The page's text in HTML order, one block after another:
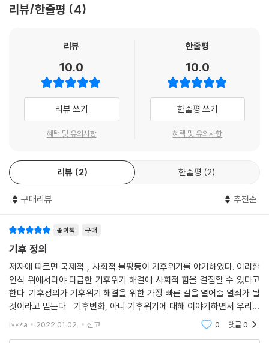
다. 이 책은 바로 그 지점에서 시작한다. 또 기후변화를 야기하는 직접적인
의 깊게 살핀다. 부유한 국가와 부자들이 대부분의 온실가스를 배출하고,
에서 이 진실은 종종 생략되지만, 결코 놓칠 수 없는 것이다. 기후정의를 빼
고 기후위기에 대해 말하는 것은 위선이다.
이 책은 ‘기후변화가 아니라 체제변화(System Change, Not Climate
Change)!’가 필요하다고 주장한다. 기후위기는 사회적 불평등을 심화시
이다. 불확실한 기술과 탐욕스런 시장에 의존하여 온실가스 배출만을 줄이
려는 시도는 무모하다고 경고하며, 기후위기가 심화될수록 ‘재난 자본주
의’ 혹은 ‘녹색 자본주의’가 해결책으로 호도될 것에 우려를 표한다. 기후위
기에서 살아남으려면, ‘기후정의 동맹’을 만들어 자본주의 체제를 혁명적
리뷰/한줄평 4
리뷰
10.0
리뷰 쓰기
혜택 및 유의사항
한줄평
10.0
한줄평 쓰기
혜택 및 유의사항
리뷰 2 한줄평 2
구매리뷰 추천순
종이책 구매
기후 정의
저자에 따르면 국제적 , 사회적 불평등이 기후위기를 야기하였다. 이러한
인식 위에서라야 다급한 기후위기 해결에 사회적 힘을 결집할 수 있다고
한다. 기후정의가 기후위기 해결을 위한 가장 빠른 길을 열어줄 열쇠가 될
것이라고 믿는다. 기후변화, 아니 기후위기에 대해 이야기하면서 우리는
머릿 속에서 어떤 장면을 떠올리고 있는가. 무너지는 북극의 빙하, 먹을 것
l***a 2022.01.02. 신고 0 댓글0